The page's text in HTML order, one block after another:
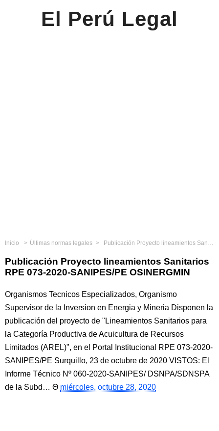
El Perú Legal
Inicio Últimas normas legales Publicación Proyecto lineamientos Sanitarios RPE 073-2020-SANIPES/PE OSINERGMIN
Publicación Proyecto lineamientos Sanitarios
RPE 073-2020-SANIPES/PE OSINERGMIN
Organismos Tecnicos Especializados, Organismo
Supervisor de la Inversion en Energia y Mineria Disponen la
publicación del proyecto de "Lineamientos Sanitarios para
la Categoría Productiva de Acuicultura de Recursos
Limitados (AREL)", en el Portal Institucional RPE 073-2020-
SANIPES/PE Surquillo, 23 de octubre de 2020 VISTOS: El
Informe Técnico Nº 060-2020-SANIPES/ DSNPA/SDNSPA
de la Subd…
miércoles, octubre 28, 2020